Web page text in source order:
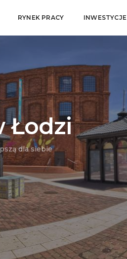
RYNEK PRACY INWESTYCJE
Łodzi
dla siebie